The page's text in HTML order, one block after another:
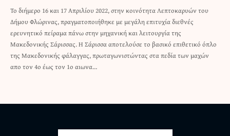
Το διήμερο 16 και 17 Απριλίου 2022, στην κοινότητα Λεπτοκαρυών του
Δήμου Φλώρινας, πραγματοποιήθηκε με μεγάλη επιτυχία διεθνές
ερευνητικό πείραμα πάνω στην μηχανική και λειτουργία της
Μακεδονικής Σάρισσας. H Σάρισσα αποτελούσε το βασικό επιθετικό όπλο
της Μακεδονικής φάλαγγας, πρωταγωνιστώντας στα πεδία των μαχών
απο τον 4ο έως τον 1ο αιωνα…